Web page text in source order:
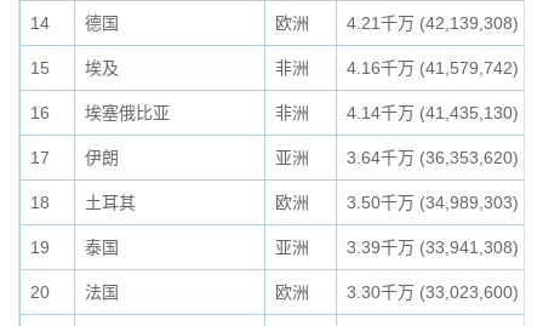
14 德国 欧洲 4.21千万 (42,139,308)
15 埃及 非洲 4.16千万 (41,579,742)
16 埃塞俄比亚 非洲 4.14千万 (41,435,130)
17 伊朗 亚洲 3.64千万 (36,353,620)
18 土耳其 欧洲 3.50千万 (34,989,303)
19 泰国 亚洲 3.39千万 (33,941,308)
20 法国 欧洲 3.30千万 (33,023,600)